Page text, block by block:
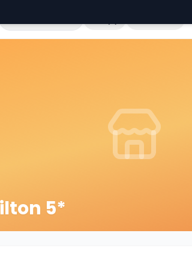
5*